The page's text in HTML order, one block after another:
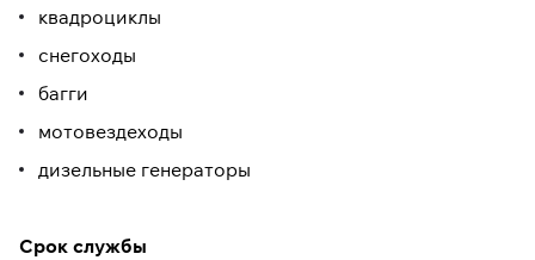
квадроциклы
снегоходы
багги
мотовездеходы
дизельные генераторы
Срок службы